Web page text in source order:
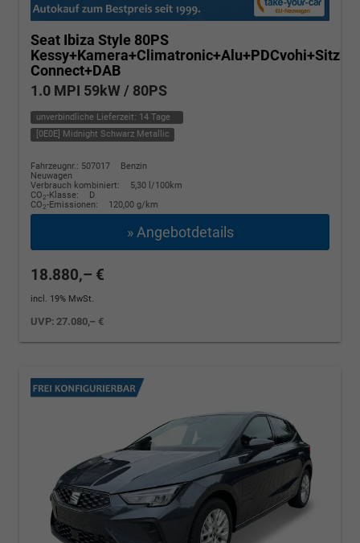
Seat Ibiza Style 80PS
Connect+DAB
1.0 MPI 59kW / 80PS
unverbindliche Lieferzeit: 14 Tage
[0E0E] Midnight Schwarz Metallic
Fahrzeugnr.: 507017
Benzin
Neuwagen
Verbrauch kombiniert:
5,30 l/100km
CO2-Klasse:
D
CO2-Emissionen: 120,00 g/km
» Angebotdetails
18.880,– €
incl. 19% MwSt.
UVP:27.080,– €